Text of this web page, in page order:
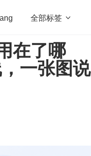
全部标签 
Web3.0 高效工作
redis golang
在了哪
一张图说